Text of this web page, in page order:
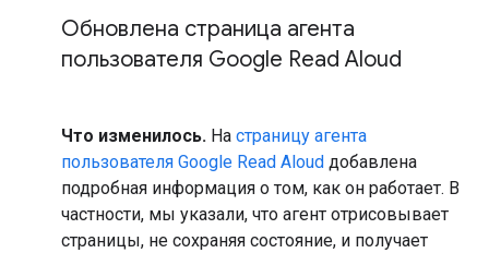
Обновлена страница агента
пользователя Google Read Aloud
Что изменилось. На страницу агента
пользователя Google Read Aloud добавлена
подробная информация о том, как он работает. В
частности, мы указали, что агент отрисовывает
страницы, не сохраняя состояние, и получает